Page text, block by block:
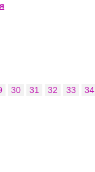
30 31 32 33 34